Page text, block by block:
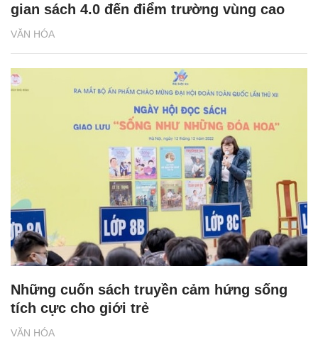
VĂN HÓA
gian sách 4.0 đến điểm trường vùng cao
VĂN HÓA
Những cuốn sách truyền cảm hứng sống
tích cực cho giới trẻ